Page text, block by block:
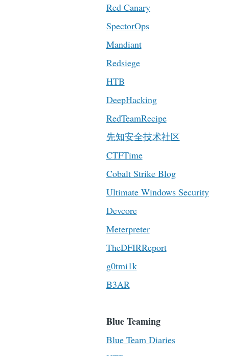
Red Canary
SpectorOps
Mandiant
Redsiege
HTB
DeepHacking
RedTeamRecipe
先知安全技术社区
CTFTime
Cobalt Strike Blog
Ultimate Windows Security
Devcore
Meterpreter
TheDFIRReport
g0tmi1k
B3AR
Blue Teaming
Blue Team Diaries